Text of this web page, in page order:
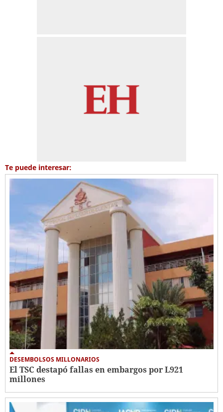
Te puede interesar:
DESEMBOLSOS MILLONARIOS
El TSC destapó fallas en embargos por L921
millones